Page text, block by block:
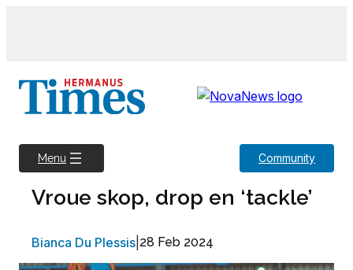
Menu Community
Vroue skop, drop en ‘tackle’
Bianca Du Plessis 28 Feb 2024